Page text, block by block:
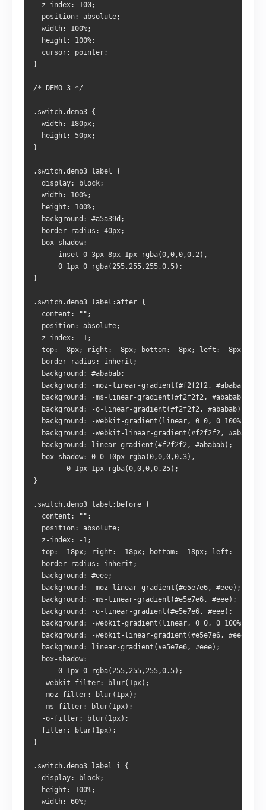
  z-index: 100;
  position: absolute;
  width: 100%;
  height: 100%;
  cursor: pointer;
}
/* DEMO 3 */
.switch.demo3 {
  width: 180px;
  height: 50px;
}
.switch.demo3 label {
  display: block;
  width: 100%;
  height: 100%;
  background: #a5a39d;
  border-radius: 40px;
  box-shadow:
      inset 0 3px 8px 1px rgba(0,0,0,0.2),
      0 1px 0 rgba(255,255,255,0.5);
}
.switch.demo3 label:after {
  content: "";
  position: absolute;
  z-index: -1;
  top: -8px; right: -8px; bottom: -8px; left: -8px;
  border-radius: inherit;
  background: #ababab;
  background: -moz-linear-gradient(#f2f2f2, #ababab);
  background: -ms-linear-gradient(#f2f2f2, #ababab);
  background: -o-linear-gradient(#f2f2f2, #ababab);
background: -webkit-gradient(linear, 0 0, 0 100%,
  background: -webkit-linear-gradient(#f2f2f2, #ababab);
  background: linear-gradient(#f2f2f2, #ababab);
  box-shadow: 0 0 10px rgba(0,0,0,0.3),
        0 1px 1px rgba(0,0,0,0.25);
}
.switch.demo3 label:before {
  content: "";
  position: absolute;
  z-index: -1;
  top: -18px; right: -18px; bottom: -18px; left: -18px;
  border-radius: inherit;
  background: #eee;
  background: -moz-linear-gradient(#e5e7e6, #eee);
  background: -ms-linear-gradient(#e5e7e6, #eee);
  background: -o-linear-gradient(#e5e7e6, #eee);
background: -webkit-gradient(linear, 0 0, 0 100%,
  background: -webkit-linear-gradient(#e5e7e6, #eee);
  background: linear-gradient(#e5e7e6, #eee);
  box-shadow:
      0 1px 0 rgba(255,255,255,0.5);
  -webkit-filter: blur(1px);
  -moz-filter: blur(1px);
  -ms-filter: blur(1px);
  -o-filter: blur(1px);
  filter: blur(1px);
}
.switch.demo3 label i {
  display: block;
  height: 100%;
  width: 60%;